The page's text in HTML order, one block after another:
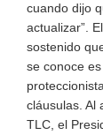
cuando dijo
actualizar”.
sostenido
se conoce
cláusulas. Al
TLC, el